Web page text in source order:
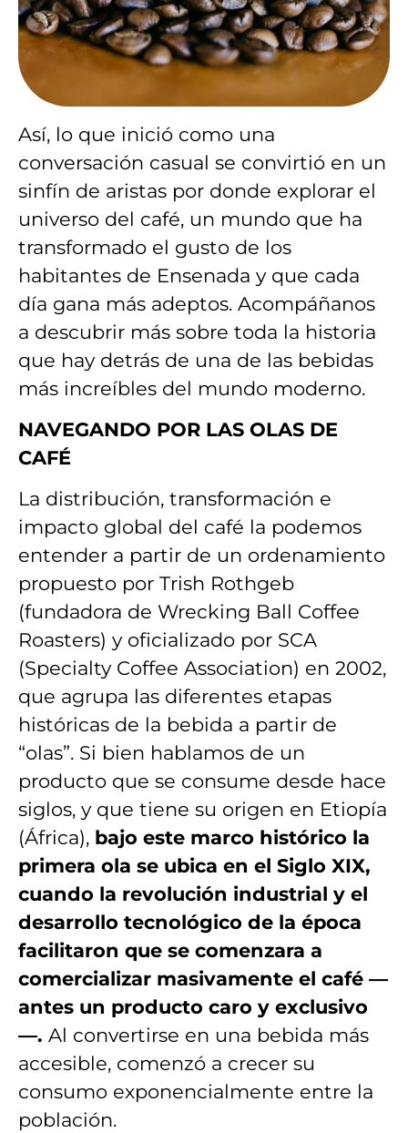
Así, lo que inició como una
conversación casual se convirtió en un
sinfín de aristas por donde explorar el
universo del café, un mundo que ha
transformado el gusto de los
habitantes de Ensenada y que cada
día gana más adeptos. Acompáñanos
a descubrir más sobre toda la historia
que hay detrás de una de las bebidas
más increíbles del mundo moderno.
NAVEGANDO POR LAS OLAS DE
CAFÉ
La distribución, transformación e
impacto global del café la podemos
entender a partir de un ordenamiento
propuesto por Trish Rothgeb
(fundadora de Wrecking Ball Coffee
Roasters) y oficializado por SCA
(Specialty Coffee Association) en 2002,
que agrupa las diferentes etapas
históricas de la bebida a partir de
“olas”. Si bien hablamos de un
producto que se consume desde hace
siglos, y que tiene su origen en Etiopía
(África), bajo este marco histórico la
primera ola se ubica en el Siglo XIX,
cuando la revolución industrial y el
desarrollo tecnológico de la época
facilitaron que se comenzara a
comercializar masivamente el café —
antes un producto caro y exclusivo
—. Al convertirse en una bebida más
accesible, comenzó a crecer su
consumo exponencialmente entre la
población.